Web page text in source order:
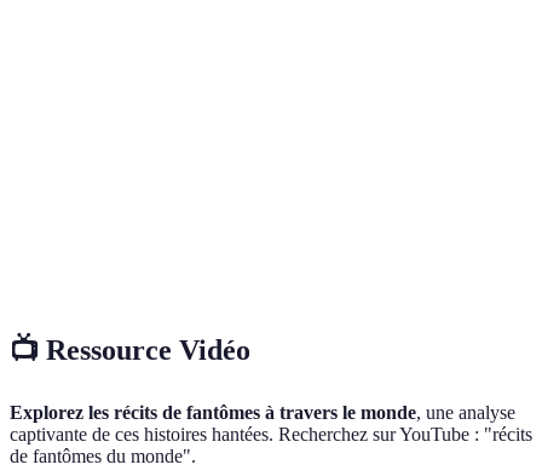
📺 Ressource Vidéo
Explorez les récits de fantômes à travers le monde, une analyse
captivante de ces histoires hantées. Recherchez sur YouTube : "récits
de fantômes du monde".